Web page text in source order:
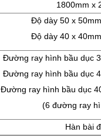
1800mm x
Độ dày 50 x
Độ dày 40 x
Đường ray hình bầu dục
Đường ray hình bầu dục
Đường ray hình bầu dục
(6 đường ray
Hàn bài